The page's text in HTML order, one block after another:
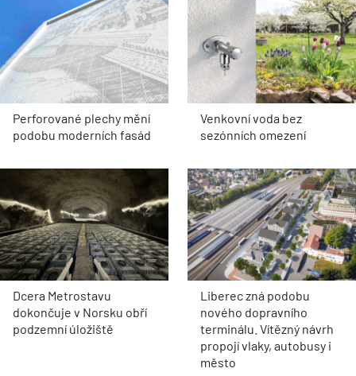
Perforované plechy mění
podobu moderních fasád
Venkovní voda bez
sezónních omezení
Dcera Metrostavu
dokončuje v Norsku obří
podzemní úložiště
Liberec zná podobu
nového dopravního
terminálu. Vítězný návrh
propojí vlaky, autobusy i
město